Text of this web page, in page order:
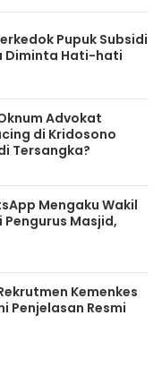
Pupuk Subsidi
Diminta Hati-hati
Advokat
di Kridosono
Tersangka?
Mengaku Wakil
Masjid,
Kemenkes
Penjelasan Resmi